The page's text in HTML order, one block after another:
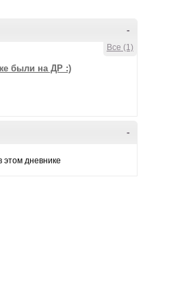
-
Все (1)
были на ДР :)
-
этом дневнике